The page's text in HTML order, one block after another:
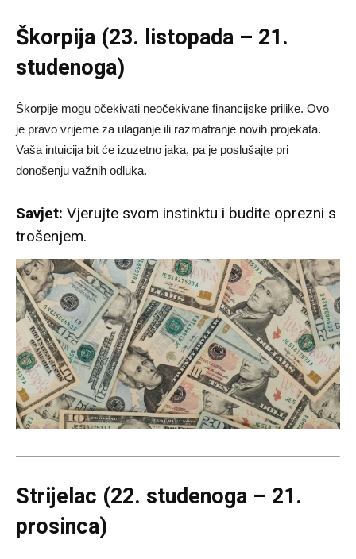
Škorpija (23. listopada – 21.
studenoga)
Škorpije mogu očekivati neočekivane financijske prilike. Ovo
je pravo vrijeme za ulaganje ili razmatranje novih projekata.
Vaša intuicija bit će izuzetno jaka, pa je poslušajte pri
donošenju važnih odluka.
Savjet: Vjerujte svom instinktu i budite oprezni s
trošenjem.
Strijelac (22. studenoga – 21.
prosinca)